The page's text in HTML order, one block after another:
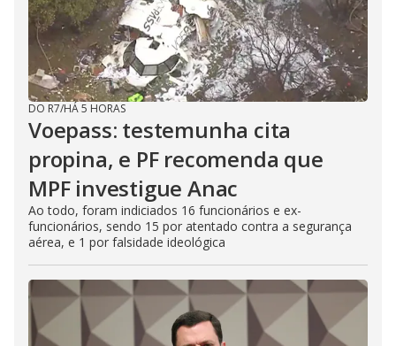
DO R7/HÁ 5 HORAS
Voepass: testemunha cita
propina, e PF recomenda que
MPF investigue Anac
Ao todo, foram indiciados 16 funcionários e ex-
funcionários, sendo 15 por atentado contra a segurança
aérea, e 1 por falsidade ideológica